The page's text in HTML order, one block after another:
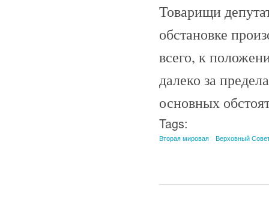
Товарищи
обстановке
всего, к
далеко за
основных
Tags:
Вторая мировая Верховный